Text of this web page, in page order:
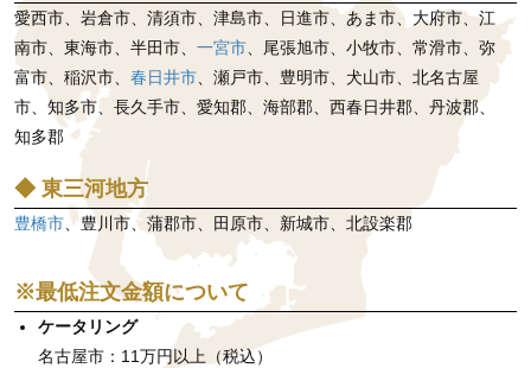
愛西市、岩倉市、清須市、津島市、日進市、あま市、大府市、江
南市、東海市、半田市、 一宮市、尾張旭市、小牧市、常滑市、弥
富市、稲沢市、 春日井市、瀬戸市、豊明市、犬山市、北名古屋
市、知多市、長久手市、愛知郡、海部郡、西春日井郡、丹波郡、
知多郡
◆ 東三河地方
豊橋市、豊川市、蒲郡市、田原市、新城市、北設楽郡
※最低注文金額について
ケータリング
名古屋市：11万円以上（税込）